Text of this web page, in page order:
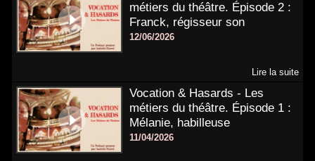
métiers du théâtre. Épisode 2 :
Franck, régisseur son
12/06/2026
Lire la suite
Vocation & Hasards - Les
métiers du théâtre. Épisode 1 :
Mélanie, habilleuse
11/04/2026